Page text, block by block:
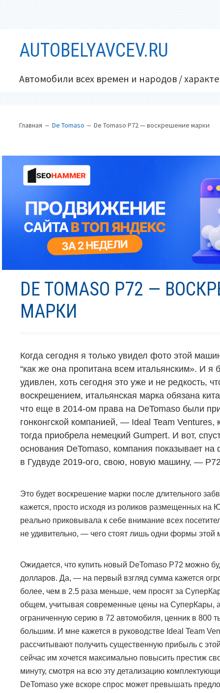
содержимомуAUTOBELYAVCEV.RU
Автомобили всех времен и народов /
МЕНЮ
САЙТЕ
(ХЛЕБНЫЕ
КРОШКИ)
Главная De Tomaso De Tomaso P72 — воскрешение марки
DE TOMASO P72 —
МАРКИ
Когда сегодня я только увидел фото этой
“как же она пропитана всем итальянским». И я
удивлен, хоть сегодня это уже и не редкость,
воскрешением, итальянская марка обязана
что еще в 2014-ом права на DeTomaso были
гонконгской компанией,— Ideal Team Ventures,
тогда приобрела немецкий Gumpert. И вот,
основания DeTomaso, компания показывает на
в Гудвуде 2019-ого, свою, новую машину,—
Это будет воскрешение марки после длительного
кажется, просто исходя из роликов размещенных на
реально приковывала к себе внимание всех
не удивительно,— чего стоят лишь одни формы
Ожидается, что купить новый DeTomaso P72 можно
долларов. Да,— на первый взгляд сумма кажется
более, чем в 2.5 раза меньше, чем просят за
общем, учитывая современные цены на СуперКары,
ограниченную серию в 72 автомобиля, ценник в 800
большим. И мне кажется в руководстве Ideal Team
рассчитывают получить существенную прибыль с
сейчас им хочется максимально повысить престиж
минуту, смотря на всю эту детализацию
DeTomasoуже вскоре спрос может превышать